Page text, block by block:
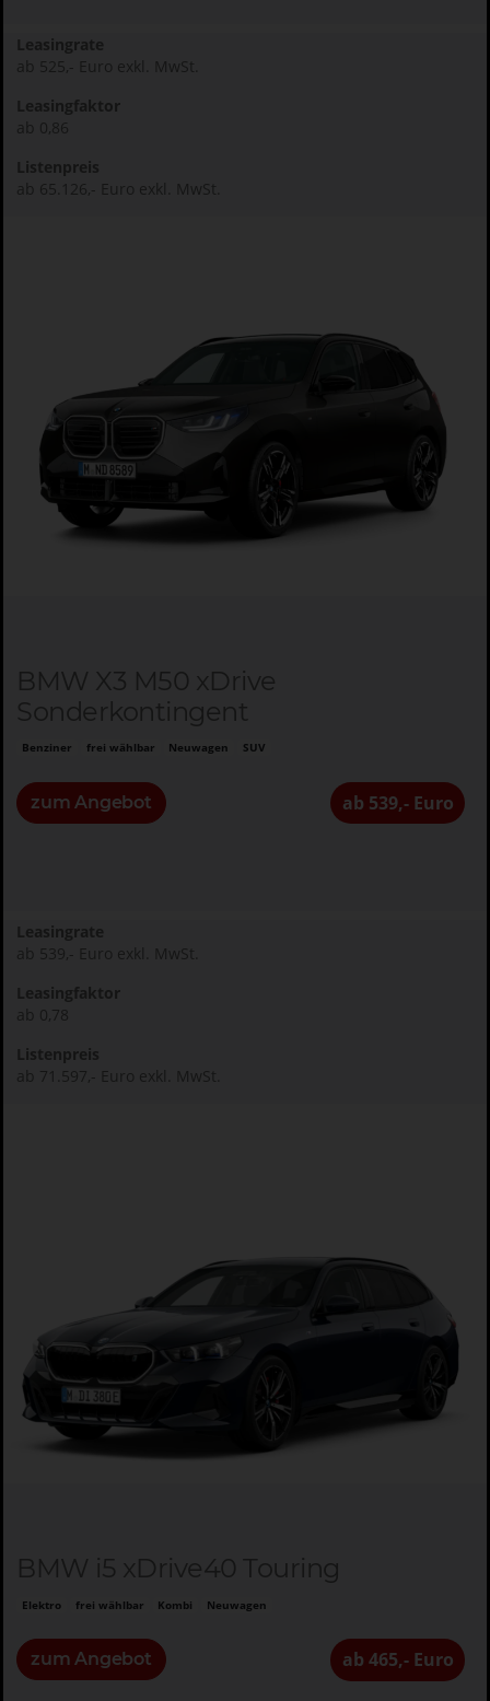
Leasingrate
ab 525,- Euro exkl. MwSt.
Leasingfaktor
ab 0,86
Listenpreis
ab 65.126,- Euro exkl. MwSt.
BMW X3 M50 xDrive
Sonderkontingent
Benziner frei wählbar Neuwagen SUV
zum Angebot ab 539,- Euro
Leasingrate
ab 539,- Euro exkl. MwSt.
Leasingfaktor
ab 0,78
Listenpreis
ab 71.597,- Euro exkl. MwSt.
BMW i5 xDrive40 Touring
Elektro frei wählbar Kombi Neuwagen
zum Angebot ab 465,- Euro